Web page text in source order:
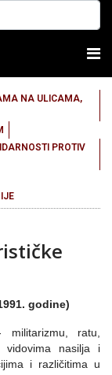
NA ULICAMA,
PROTIV
godine)
militarizmu, ratu,
vidovima nasilja i
i različitima u